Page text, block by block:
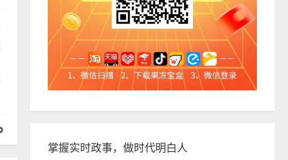
掌握实时政事，做时代明白人